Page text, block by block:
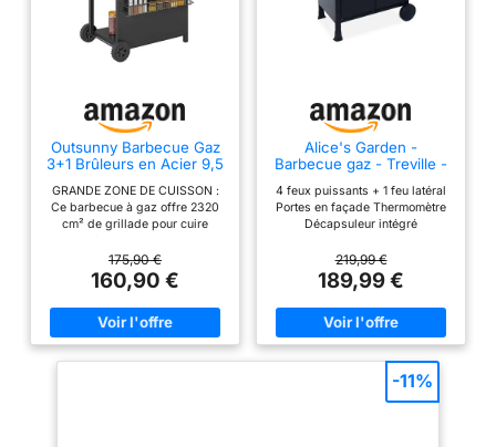
Outsunny Barbecue Gaz
3+1 Brûleurs en Acier 9,5
Noir
GRANDE ZONE DE CUISSON :
Ce barbecue à gaz offre 2320
cm² de grillade pour cuire
saucisses en même temps,
avec un réchaud et un brûleur
latéral pour la cuisson en poêle,
idéal pour 5 à 9 convives
RANGEMENT BIEN PENSÉ : Ce
barbecue de jardin dispose
175,90 €
160,90 €
Alice's Garden -
Barbecue gaz - Treville -
feu latéral noir. avec
thermomètre
4 feux puissants + 1 feu latéral
Portes en façade Thermomètre
Décapsuleur intégré
219,99 €
189,99 €
-11%